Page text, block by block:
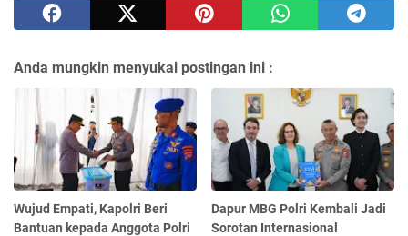
Anda mungkin menyukai postingan ini :
Wujud Empati, Kapolri Beri
Bantuan kepada Anggota Polri
Dapur MBG Polri Kembali Jadi
Sorotan Internasional